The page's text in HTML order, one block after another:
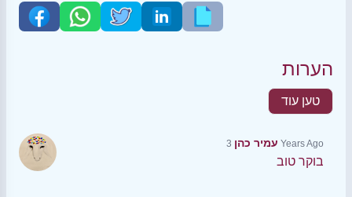
הערות
טען עוד
עמיר כהן 3 Years Ago
בוקר טוב